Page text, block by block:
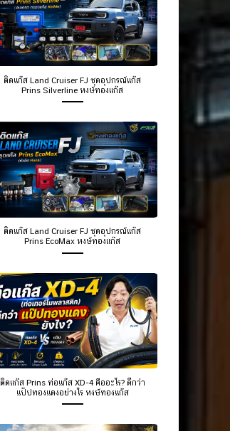
ติดแก๊ส Land Cruiser FJ ชุดอุปกรณ์แก๊ส
Prins Silverline หงษ์ทองแก๊ส
ติดแก๊ส Land Cruiser FJ ชุดอุปกรณ์แก๊ส
Prins EcoMax หงษ์ทองแก๊ส
ติดแก๊ส Prins ท่อแก๊ส XD-4 คืออะไร? ดีกว่า
แป๊ปทองแดงอย่างไร หงษ์ทองแก๊ส